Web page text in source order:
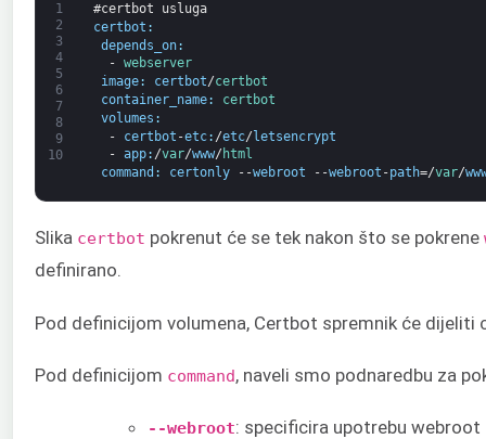
1
2
3
4
5
6
7
8
9
10
#certbot usluga
certbot :
depends_on:
- webserver
image: certbot/certbot
container_name:
certbot
volumes :
-
certbot -etc: /etc/letsencrypt
- app: /var/www/ html
command : certonly --webroot --webroot -path=/var/
Slika certbot pokrenut će se tek nakon što se pokrene
definirano.
Pod definicijom volumena, Certbot spremnik će
Pod definicijom command, naveli smo podnaredbu za
--webroot: specificira upotrebu